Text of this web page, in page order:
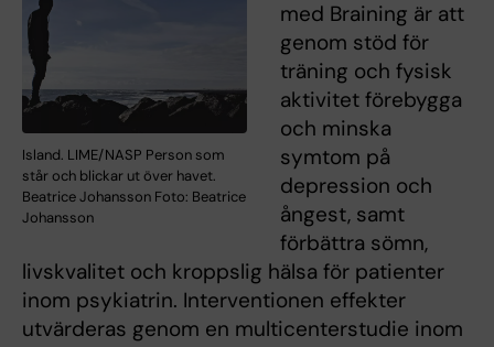
Island. LIME/NASP Person som
står och blickar ut över havet.
Beatrice Johansson Foto: Beatrice
Johansson
med Braining är att
genom stöd för
träning och fysisk
aktivitet förebygga
och minska
symtom på
depression och
ångest, samt
förbättra sömn,
livskvalitet och kroppslig hälsa för patienter
inom psykiatrin. Interventionen effekter
utvärderas genom en multicenterstudie inom